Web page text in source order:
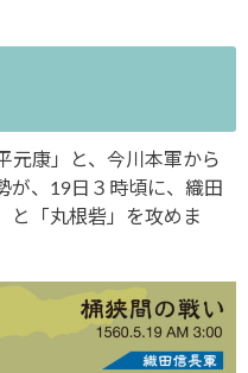
元康」と、今川本軍から
が、19日３時頃に、織田
と「丸根砦」を攻めま